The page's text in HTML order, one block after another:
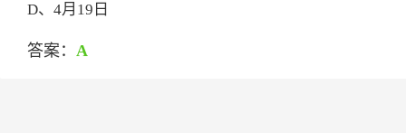
D、4月19日
答案： A